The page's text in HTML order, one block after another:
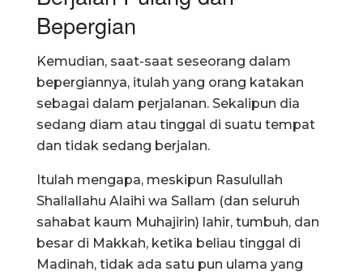
Bepergian
Kemudian, saat-saat seseorang dalam
bepergiannya, itulah yang orang katakan
sebagai dalam perjalanan. Sekalipun dia
sedang diam atau tinggal di suatu tempat
dan tidak sedang berjalan.
Itulah mengapa, meskipun Rasulullah
Shallallahu Alaihi wa Sallam (dan seluruh
sahabat kaum Muhajirin) lahir, tumbuh, dan
besar di Makkah, ketika beliau tinggal di
Madinah, tidak ada satu pun ulama yang